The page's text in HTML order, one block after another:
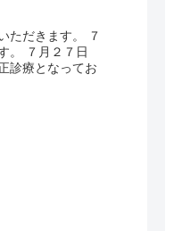
だきます。 ７
日
診療となってお